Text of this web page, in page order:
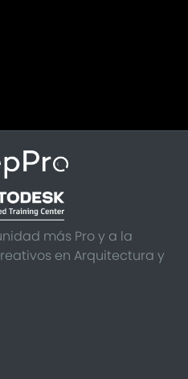
más Pro y a la
en Arquitectura y